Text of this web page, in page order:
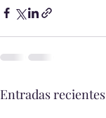
Entradas recientes